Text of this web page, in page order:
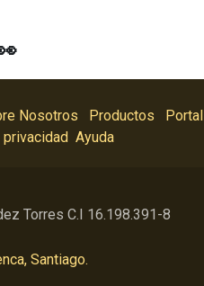
Nosotros Productos
Ayuda
Torres C.I 16.198.391-8
Santiago.